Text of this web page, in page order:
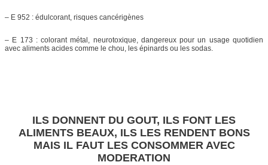
– E 952 : édulcorant, risques cancérigènes
– E 173 : colorant métal, neurotoxique, dangereux pour un usage quotidien
avec aliments acides comme le chou, les épinards ou les sodas.
ILS DONNENT DU GOUT, ILS FONT LES
ALIMENTS BEAUX, ILS LES RENDENT BONS
MAIS IL FAUT LES CONSOMMER AVEC
MODERATION